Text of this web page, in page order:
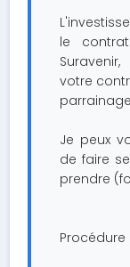
le
votre
Je peux
de faire
prendre
Procédure :